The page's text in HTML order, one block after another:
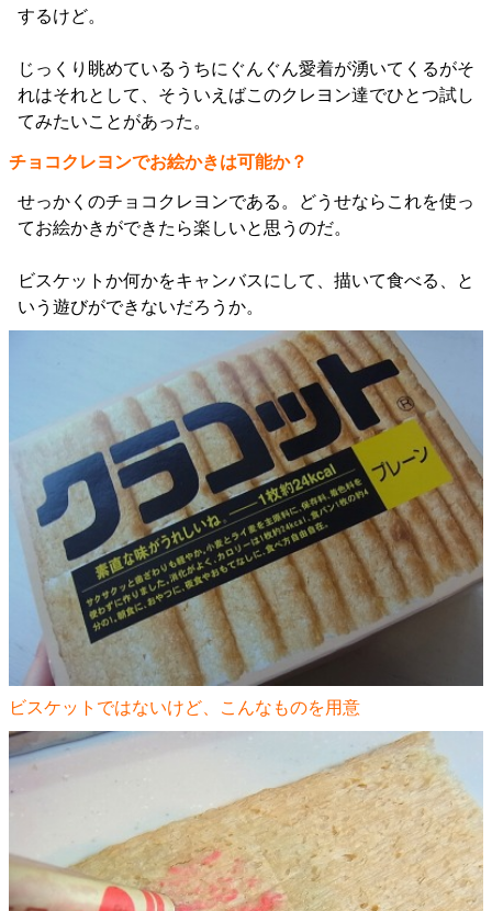
するけど。
じっくり眺めているうちにぐんぐん愛着が湧いてくるがそ
れはそれとして、そういえばこのクレヨン達でひとつ試し
てみたいことがあった。
チョコクレヨンでお絵かきは可能か？
せっかくのチョコクレヨンである。どうせならこれを使っ
てお絵かきができたら楽しいと思うのだ。
ビスケットか何かをキャンバスにして、描いて食べる、と
いう遊びができないだろうか。
ビスケットではないけど、こんなものを用意